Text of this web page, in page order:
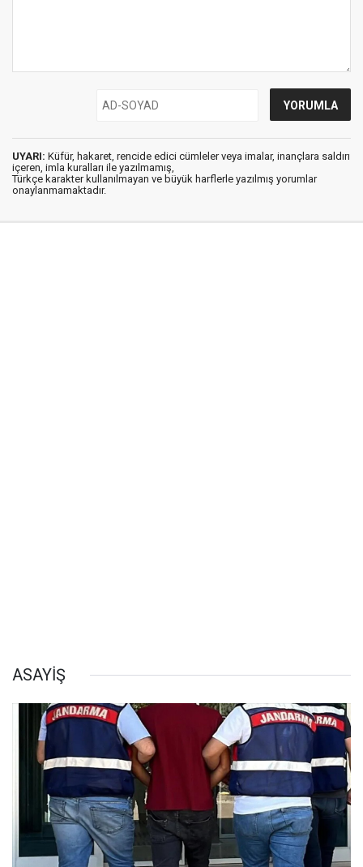
UYARI: Küfür, hakaret, rencide edici cümleler veya imalar, inançlara saldırı
içeren, imla kuralları ile yazılmamış,
Türkçe karakter kullanılmayan ve büyük harflerle yazılmış yorumlar
onaylanmamaktadır.
ASAYİŞ